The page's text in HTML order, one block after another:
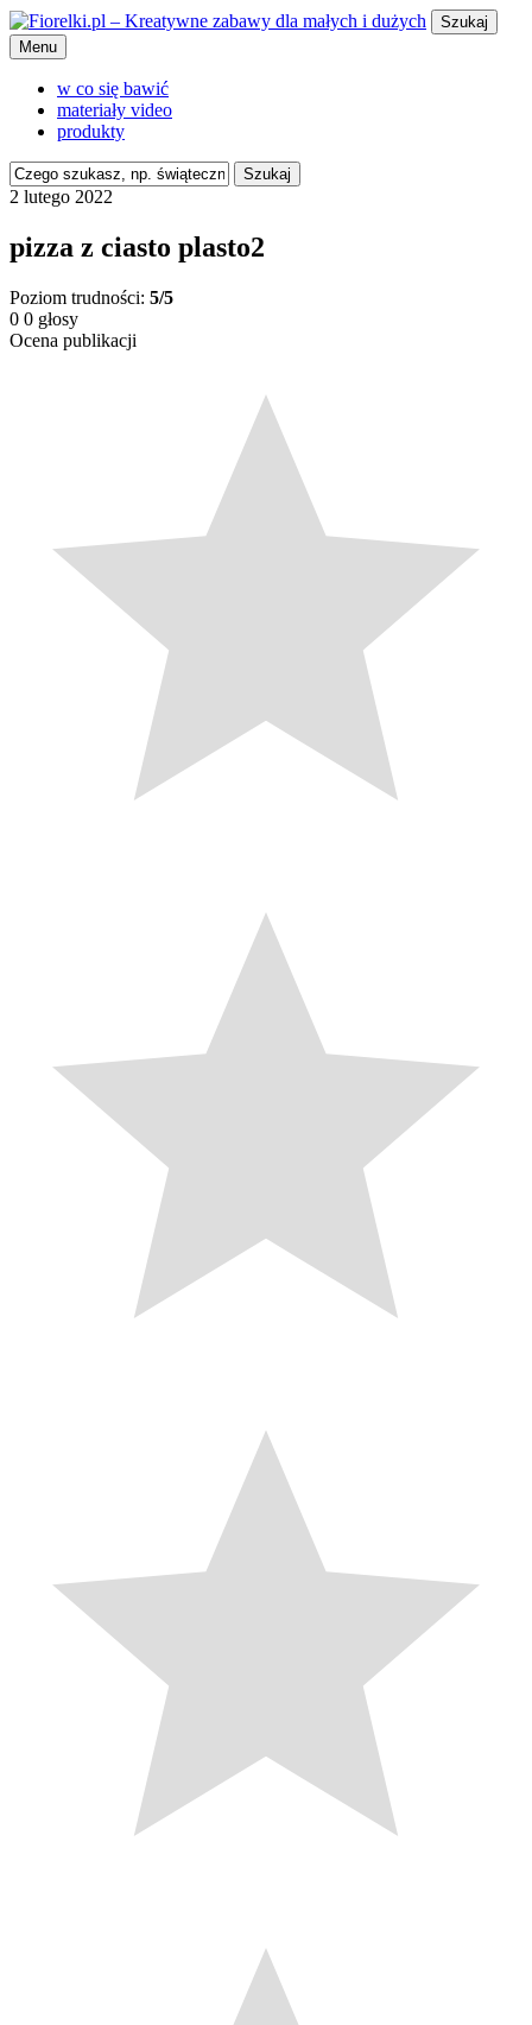
Szukaj
Menu
w co się bawić
materiały video
produkty
Szukaj
2 lutego 2022
pizza z ciasto plasto2
Poziom trudności: 5/5
0 0 głosy
Ocena publikacji